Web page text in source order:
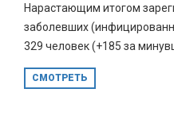
Нарастающим итогом
заболевших
329 человек (+185 за
СМОТРЕТЬ